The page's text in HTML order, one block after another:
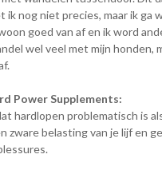
ik nog niet precies, maar ik ga
goed van af en ik word
wel veel met mijn honden,
Power Supplements:
hardlopen problematisch is
zware belasting van je lijf en